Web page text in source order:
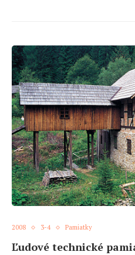
2008 3-4 Pamiatky
Ľudové technické